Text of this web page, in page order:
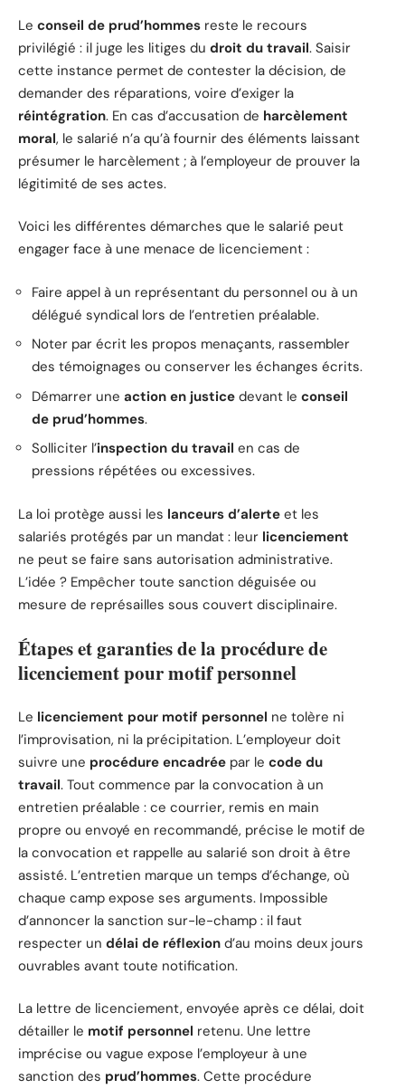
Le conseil de prud’hommes reste le recours
privilégié : il juge les litiges du droit du travail. Saisir
cette instance permet de contester la décision, de
demander des réparations, voire d’exiger la
réintégration. En cas d’accusation de harcèlement
moral, le salarié n’a qu’à fournir des éléments laissant
présumer le harcèlement ; à l’employeur de prouver la
légitimité de ses actes.
Voici les différentes démarches que le salarié peut
engager face à une menace de licenciement :
Faire appel à un représentant du personnel ou à un
délégué syndical lors de l’entretien préalable.
Noter par écrit les propos menaçants, rassembler
des témoignages ou conserver les échanges écrits.
Démarrer une action en justice devant le conseil
de prud’hommes.
Solliciter l’inspection du travail en cas de
pressions répétées ou excessives.
La loi protège aussi les lanceurs d’alerte et les
salariés protégés par un mandat : leur licenciement
ne peut se faire sans autorisation administrative.
L’idée ? Empêcher toute sanction déguisée ou
mesure de représailles sous couvert disciplinaire.
Étapes et garanties de la procédure de
licenciement pour motif personnel
Le licenciement pour motif personnel ne tolère ni
l’improvisation, ni la précipitation. L’employeur doit
suivre une procédure encadrée par le code du
travail. Tout commence par la convocation à un
entretien préalable : ce courrier, remis en main
propre ou envoyé en recommandé, précise le motif de
la convocation et rappelle au salarié son droit à être
assisté. L’entretien marque un temps d’échange, où
chaque camp expose ses arguments. Impossible
d’annoncer la sanction sur-le-champ : il faut
respecter un délai de réflexion d’au moins deux jours
ouvrables avant toute notification.
La lettre de licenciement, envoyée après ce délai, doit
détailler le motif personnel retenu. Une lettre
imprécise ou vague expose l’employeur à une
sanction des prud’hommes. Cette procédure